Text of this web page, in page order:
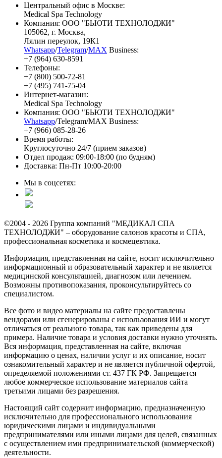
Центральный офис в Москве:
Medical Spa Technology
Компания: ООО "БЬЮТИ ТЕХНОЛОДЖИ"
105062, г. Москва,
Лялин переулок, 19К1
Whatsapp/Telegram/MAX Business:
+7 (964) 630-8591
Телефоны:
+7 (800) 500-72-81
+7 (495) 741-75-04
Интернет-магазин:
Medical Spa Technology
Компания: ООО "БЬЮТИ ТЕХНОЛОДЖИ"
Whatsapp/Telegram/MAX Business:
+7 (966) 085-28-26
Время работы:
Круглосуточно 24/7 (прием заказов)
Отдел продаж: 09:00-18:00 (по будням)
Доставка: Пн-Пт 10:00-20:00
Мы в соцсетях:
©2004 - 2026 Группа компаний "МЕДИКАЛ СПА
ТЕХНОЛОДЖИ" – оборудование салонов красоты и СПА,
профессиональная косметика и космецевтика.
Информация, представленная на сайте, носит исключительно
информационный и образовательный характер и не является
медицинской консультацией, диагнозом или лечением.
Возможны противопоказания, проконсультируйтесь со
специалистом.
Все фото и видео материалы на сайте предоставлены
вендорами или сгенерированы с использования ИИ и могут
отличаться от реального товара, так как приведены для
примера. Наличие товара и условия доставки нужно уточнять.
Вся информация, представленная на сайте, включая
информацию о ценах, наличии услуг и их описание, носит
ознакомительный характер и не является публичной офертой,
определяемой положениями ст. 437 ГК РФ. Запрещается
любое коммерческое использование материалов сайта
третьими лицами без разрешения.
Настоящий сайт содержит информацию, предназначенную
исключительно для профессионального использования
юридическими лицами и индивидуальными
предпринимателями или иными лицами для целей, связанных
с осуществлением ими предпринимательской (коммерческой)
деятельности.